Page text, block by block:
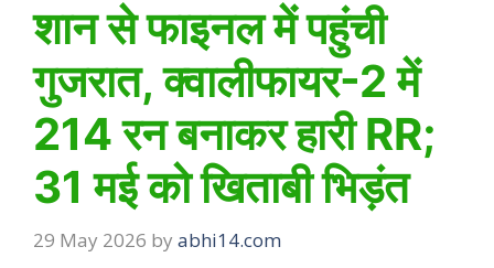
शान से फाइनल में पहुंची
गुजरात, क्वालीफायर-2 में
214 रन बनाकर हारी RR;
31 मई को खिताबी भिड़ंत
29 May 2026 by abhi14.com